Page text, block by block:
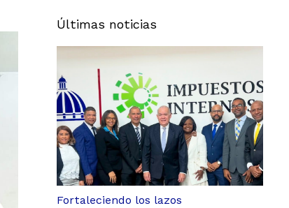
Últimas noticias
Fortaleciendo los lazos